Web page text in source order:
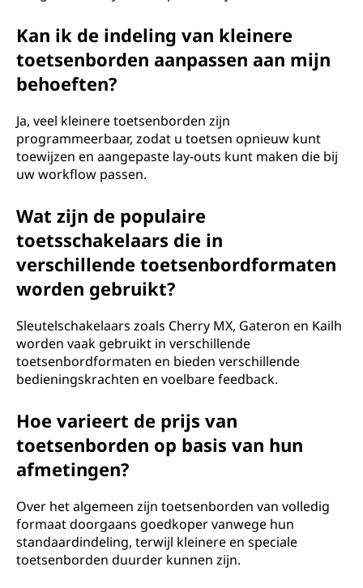
Kan ik de indeling van kleinere
toetsenborden aanpassen aan mijn
behoeften?
Ja, veel kleinere toetsenborden zijn
programmeerbaar, zodat u toetsen opnieuw kunt
toewijzen en aangepaste lay-outs kunt maken die bij
uw workflow passen.
Wat zijn de populaire
toetsschakelaars die in
verschillende toetsenbordformaten
worden gebruikt?
Sleutelschakelaars zoals Cherry MX, Gateron en Kailh
worden vaak gebruikt in verschillende
toetsenbordformaten en bieden verschillende
bedieningskrachten en voelbare feedback.
Hoe varieert de prijs van
toetsenborden op basis van hun
afmetingen?
Over het algemeen zijn toetsenborden van volledig
formaat doorgaans goedkoper vanwege hun
standaardindeling, terwijl kleinere en speciale
toetsenborden duurder kunnen zijn.